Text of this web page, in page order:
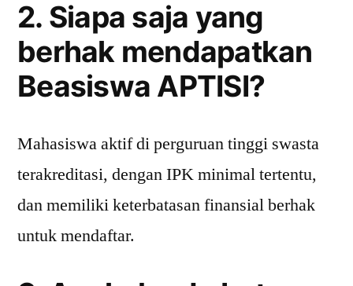
2. Siapa saja yang
berhak mendapatkan
Beasiswa APTISI?
Mahasiswa aktif di perguruan tinggi swasta
terakreditasi, dengan IPK minimal tertentu,
dan memiliki keterbatasan finansial berhak
untuk mendaftar.